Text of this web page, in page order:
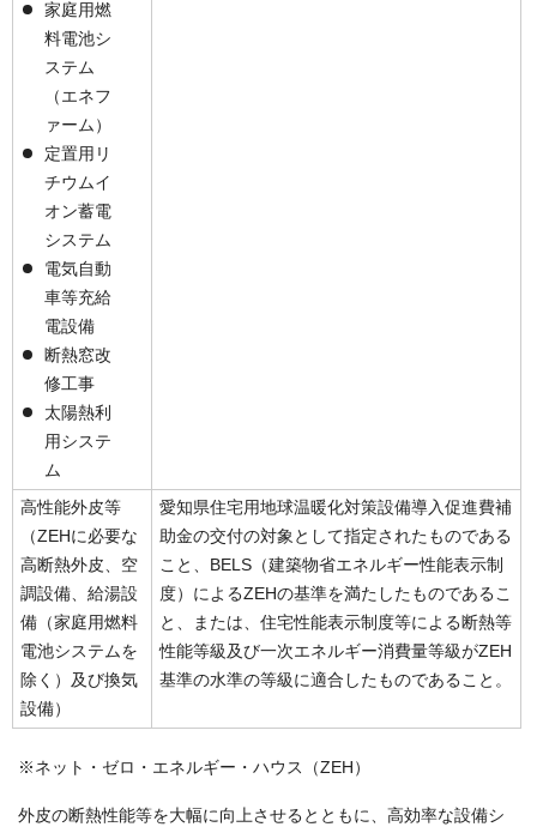
家庭用燃
料電池シ
ステム
（エネフ
ァーム）
定置用リ
チウムイ
オン蓄電
システム
電気自動
車等充給
電設備
断熱窓改
修工事
太陽熱利
用システ
ム
高性能外皮等
（ZEHに必要な
高断熱外皮、空
調設備、給湯設
備（家庭用燃料
電池システムを
除く）及び換気
設備）
愛知県住宅用地球温暖化対策設備導入促進費補
助金の交付の対象として指定されたものである
こと、BELS（建築物省エネルギー性能表示制
度）によるZEHの基準を満たしたものであるこ
と、または、住宅性能表示制度等による断熱等
性能等級及び一次エネルギー消費量等級がZEH
基準の水準の等級に適合したものであること。
※ネット・ゼロ・エネルギー・ハウス（ZEH）
外皮の断熱性能等を大幅に向上させるとともに、高効率な設備シ